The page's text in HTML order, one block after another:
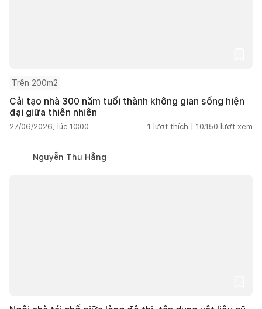
Trên 200m2
Cải tạo nhà 300 năm tuổi thành không gian sống hiện
đại giữa thiên nhiên
27/06/2026, lúc 10:00 1 lượt thích | 10.150 lượt xem
Nguyễn Thu Hằng